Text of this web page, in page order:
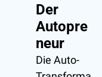
Der
Autopre
neur
Die Auto-